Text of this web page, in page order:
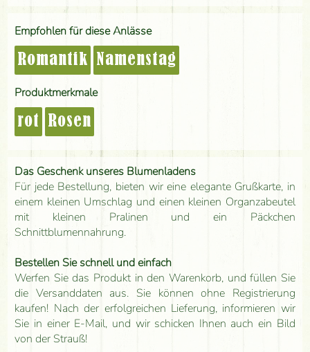
Empfohlen für diese Anlässe
Romantik Namenstag
Produktmerkmale
rot Rosen
Das Geschenk unseres Blumenladens
Für jede Bestellung, bieten wir eine elegante Grußkarte, in
einem kleinen Umschlag und einen kleinen Organzabeutel
mit kleinen Pralinen und ein Päckchen
Schnittblumennahrung.
Bestellen Sie schnell und einfach
Werfen Sie das Produkt in den Warenkorb, und füllen Sie
die Versanddaten aus. Sie können ohne Registrierung
kaufen! Nach der erfolgreichen Lieferung, informieren wir
Sie in einer E-Mail, und wir schicken Ihnen auch ein Bild
von der Strauß!